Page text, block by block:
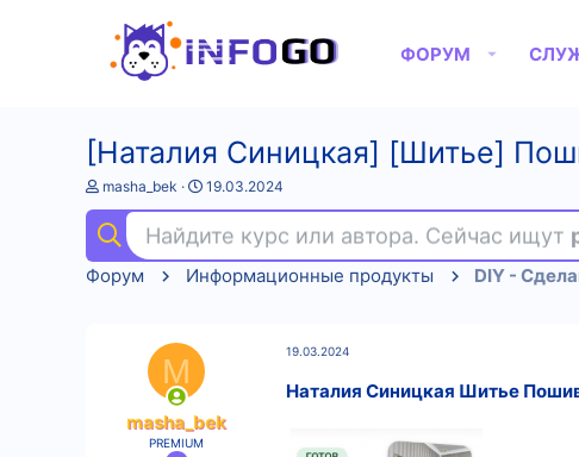
ФОРУМ
[Наталия Синицкая] [Шитье]
А
т
о
р
т
masha_bek
Д
а
н
а
19.03.2024
Найдите курс или автора. Сейчас ищут
Форум
Информационные продукты DIY -
M
masha_bek
PREMIUM
19.03.2024
Наталия Синицкая Шитье